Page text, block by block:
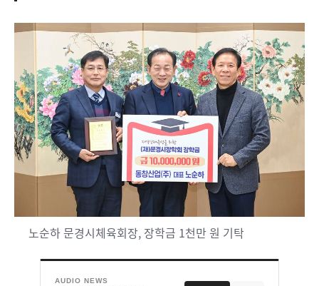
노순하 문경시체육회장, 장학금 1천만 원 기탁
AUDIO NEWS